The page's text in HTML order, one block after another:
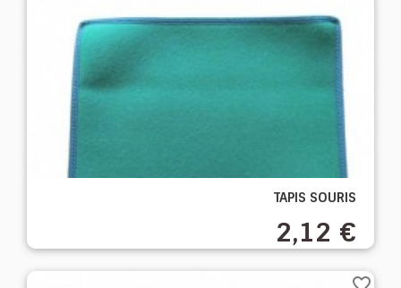
TAPIS SOURIS
2,12 €